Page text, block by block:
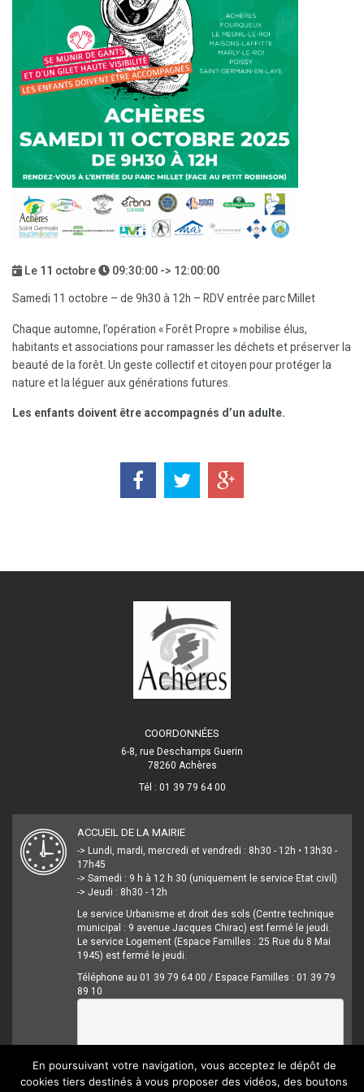
Le 11 octobre 09:30:00 -> 12:00:00
Samedi 11 octobre – de 9h30 à 12h – RDV entrée parc Millet
Chaque automne, l’opération « Forêt Propre » mobilise élus,
habitants et associations pour ramasser les déchets et préserver la
beauté de la forêt. Un geste collectif et citoyen pour protéger la
nature et la léguer aux générations futures.
Les enfants doivent être accompagnés d’un adulte.
COORDONNÉES
6-8, rue Deschamps Guerin
78260 Achères
Tél : 01 39 79 64 00
ACCUEIL DE LA MAIRIE
-> Lundi, mardi, mercredi et vendredi : 8h30 - 12h • 13h30 -
17h45
-> Samedi : 9 h à 12 h 30 (uniquement le service Etat civil)
-> Jeudi : 8h30 - 12h
Le service Urbanisme et droit des sols (Centre technique
municipal : 9 avenue Jacques Chirac) est fermé le jeudi.
Le service Logement (Espace Familles : 25 Rue du 8 Mai
1945) est fermé le jeudi.
Téléphone au 01 39 79 64 00 / Espace Familles : 01 39 79
89 10
En poursuivant votre navigation, vous acceptez le dépôt de
cookies tiers destinés à vous proposer des vidéos, des boutons